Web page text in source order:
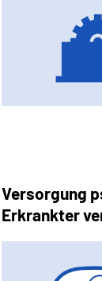
Versorgung
Erkrankter